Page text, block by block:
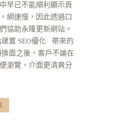
早已不能順利顯示頁
網速慢，因此透過口
協助永隆更新網站。
置 SEO優化 帶來的
面之後，客戶不論在
瀏覽，介面更清爽分